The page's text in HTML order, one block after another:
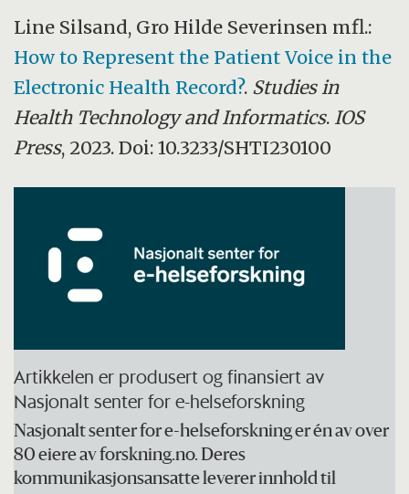
Line Silsand, Gro Hilde Severinsen mfl.:
How to Represent the Patient Voice in the
Electronic Health Record?. Studies in
Health Technology and Informatics. IOS
Press, 2023. Doi: 10.3233/SHTI230100
Artikkelen er produsert og finansiert av
Nasjonalt senter for e-helseforskning
Nasjonalt senter for e-helseforskning er én av over
80 eiere av forskning.no. Deres
kommunikasjonsansatte leverer innhold til